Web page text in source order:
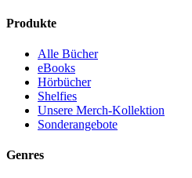
Produkte
Alle Bücher
eBooks
Hörbücher
Shelfies
Unsere Merch-Kollektion
Sonderangebote
Genres